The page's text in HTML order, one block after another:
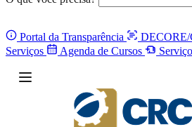
Portal da Transparência
Serviços
Agenda de Cursos